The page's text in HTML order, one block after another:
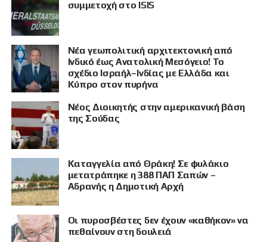
ΠΡΟΒΟΛΗ
συμμετοχή στο ISIS
Νέα γεωπολιτική αρχιτεκτονική από
Ινδικό έως Ανατολική Μεσόγειο! Το
σχέδιο Ισραήλ–Ινδίας με Ελλάδα και
Κύπρο στον πυρήνα
Νέος Διοικητής στην αμερικανική βάση
της Σούδας
Καταγγελία από Θράκη! Σε φυλάκιο
μετατράπηκε η 388 ΠΑΠ Σαπών –
Αδρανής η Δημοτική Αρχή
Οι πυροσβέστες δεν έχουν «καθήκον» να
πεθαίνουν στη δουλειά